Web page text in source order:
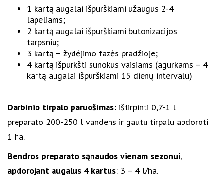
1 kartą augalai išpurškiami užaugus 2-4
lapeliams;
2 kartą augalai išpurškiami butonizacijos
tarpsniu;
3 kartą – žydėjimo fazės pradžioje;
4 kartą išpurkšti sunokus vaisiams (agurkams – 4
kartą augalai išpurškiami 15 dienų intervalu)
Darbinio tirpalo paruošimas: ištirpinti 0,7-1 l
preparato 200-250 l vandens ir gautu tirpalu apdoroti
1 ha.
Bendros preparato sąnaudos vienam sezonui,
apdorojant augalus 4 kartus: 3 – 4 l/ha.